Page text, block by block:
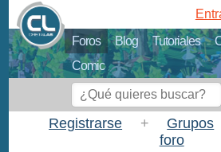
Foros Blog Tutoriales
Comic
Registrarse + Grupos
foro